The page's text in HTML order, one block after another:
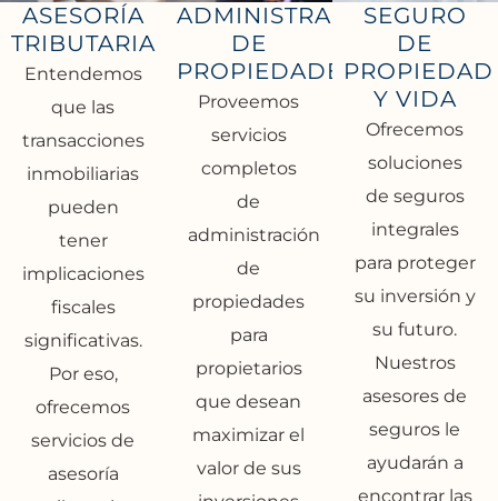
ASESORÍA
TRIBUTARIA
Entendemos
que las
transacciones
inmobiliarias
pueden
tener
implicaciones
fiscales
significativas.
Por eso,
ofrecemos
servicios de
asesoría
ADMINISTRACIÓN
DE
PROPIEDADES
Proveemos
servicios
completos
de
administración
de
propiedades
para
propietarios
que desean
maximizar el
valor de sus
SEGURO
DE
PROPIEDAD
Y VIDA
Ofrecemos
soluciones
de seguros
integrales
para proteger
su inversión y
su futuro.
Nuestros
asesores de
seguros le
ayudarán a
encontrar las